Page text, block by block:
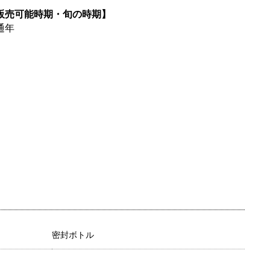
売可能時期・旬の時期】
年
密封ボトル